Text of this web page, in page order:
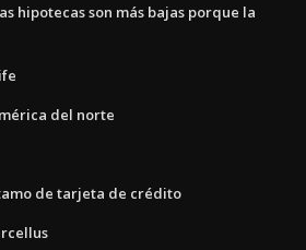
hipotecas son más bajas porque la
del norte
de tarjeta de crédito